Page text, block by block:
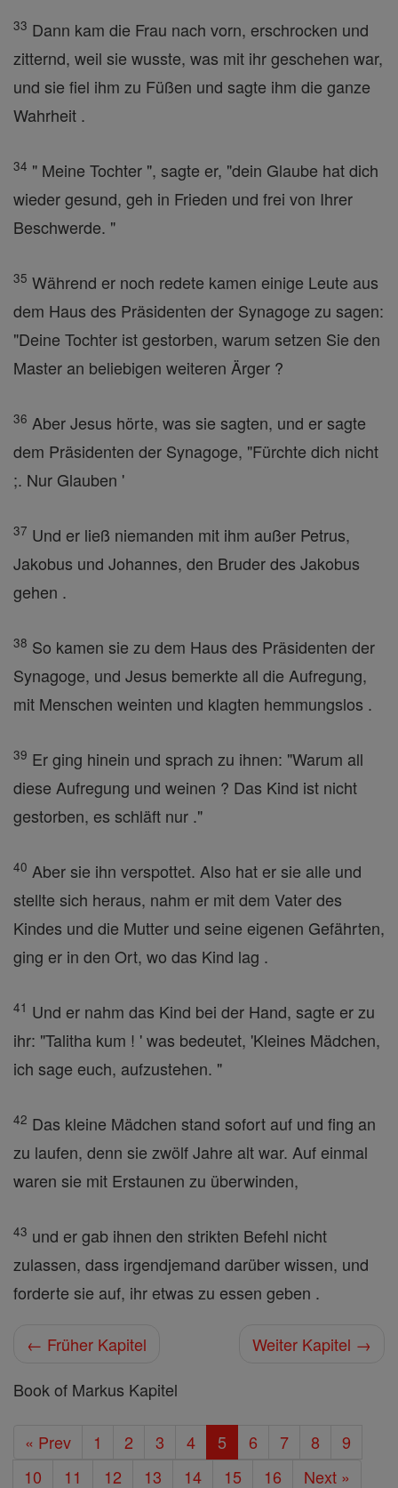
33 Dann kam die Frau nach vorn, erschrocken und
zitternd, weil sie wusste, was mit ihr geschehen war,
und sie fiel ihm zu Füßen und sagte ihm die ganze
Wahrheit .
34 " Meine Tochter ", sagte er, "dein Glaube hat dich
wieder gesund, geh in Frieden und frei von Ihrer
Beschwerde. "
35 Während er noch redete kamen einige Leute aus
dem Haus des Präsidenten der Synagoge zu sagen:
"Deine Tochter ist gestorben, warum setzen Sie den
Master an beliebigen weiteren Ärger ?
36 Aber Jesus hörte, was sie sagten, und er sagte
dem Präsidenten der Synagoge, "Fürchte dich nicht
;. Nur Glauben '
37 Und er ließ niemanden mit ihm außer Petrus,
Jakobus und Johannes, den Bruder des Jakobus
gehen .
38 So kamen sie zu dem Haus des Präsidenten der
Synagoge, und Jesus bemerkte all die Aufregung,
mit Menschen weinten und klagten hemmungslos .
39 Er ging hinein und sprach zu ihnen: "Warum all
diese Aufregung und weinen ? Das Kind ist nicht
gestorben, es schläft nur ."
40 Aber sie ihn verspottet. Also hat er sie alle und
stellte sich heraus, nahm er mit dem Vater des
Kindes und die Mutter und seine eigenen Gefährten,
ging er in den Ort, wo das Kind lag .
41 Und er nahm das Kind bei der Hand, sagte er zu
ihr: "Talitha kum ! ' was bedeutet, 'Kleines Mädchen,
ich sage euch, aufzustehen. "
42 Das kleine Mädchen stand sofort auf und fing an
zu laufen, denn sie zwölf Jahre alt war. Auf einmal
waren sie mit Erstaunen zu überwinden,
43 und er gab ihnen den strikten Befehl nicht
zulassen, dass irgendjemand darüber wissen, und
forderte sie auf, ihr etwas zu essen geben .
← Früher Kapitel
Weiter Kapitel →
Book of Markus Kapitel
« Prev 1 2 3 4 5 6 7 8
9
10
11 12 13 14 15 16 Next »